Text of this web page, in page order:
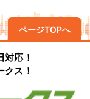
ページTOPへ
応！
ス！